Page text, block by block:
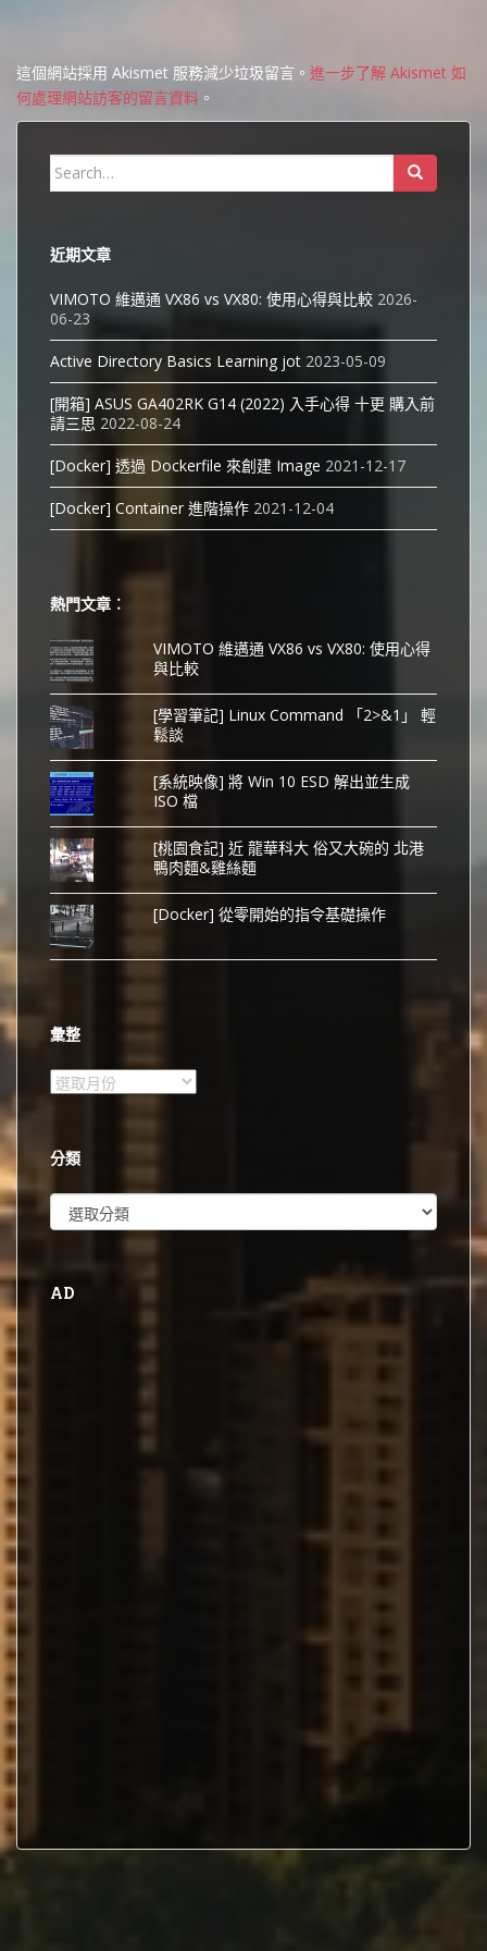
這個網站採用 Akismet 服務減少垃圾留言。 進一步了解 Akismet 如
何處理網站訪客的留言資料 。
Search
for:
近期文章
VIMOTO 維邁通 VX86 vs VX80: 使用心得與比較 2026-
06-23
Active Directory Basics Learning jot 2023-05-09
[開箱] ASUS GA402RK G14 (2022) 入手心得 十更 購入前
請三思 2022-08-24
[Docker] 透過 Dockerfile 來創建 Image 2021-12-17
[Docker] Container 進階操作 2021-12-04
熱門文章︰
VIMOTO 維邁通 VX86 vs VX80: 使用心得
與比較
[學習筆記] Linux Command 「2>&1」 輕
鬆談
[系統映像] 將 Win 10 ESD 解出並生成
ISO 檔
[桃園食記] 近 龍華科大 俗又大碗的 北港
鴨肉麵&雞絲麵
[Docker] 從零開始的指令基礎操作
彙整
彙
分類
類
AD